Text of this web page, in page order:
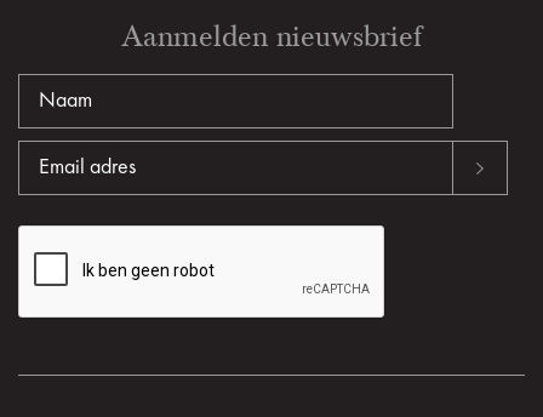
Aanmelden nieuwsbrief